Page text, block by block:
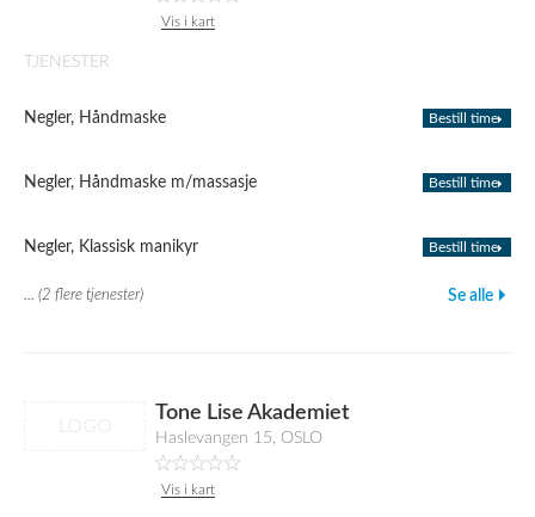
Vis i kart
TJENESTER
Negler, Håndmaske Bestill time
Negler, Håndmaske m/massasje Bestill time
Negler, Klassisk manikyr Bestill time
... (2 flere tjenester) Se alle
Tone Lise Akademiet
Haslevangen 15, OSLO
Vis i kart